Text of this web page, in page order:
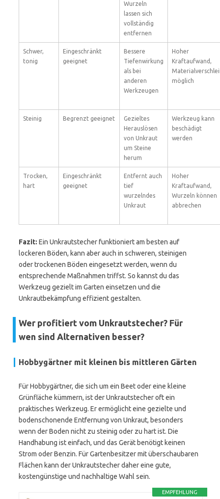
Wurzeln
lassen sich
vollständig
entfernen
Schwer,
tonig
Eingeschränkt
geeignet
Bessere
Tiefenwirkung
als bei
anderen
Werkzeugen
Hoher
Kraftaufwand,
möglich
Steinig Begrenzt geeignet
Gezieltes
Herauslösen
von Unkraut
um Steine
herum
Werkzeug kann
beschädigt
werden
Trocken,
hart
Eingeschränkt
geeignet
Entfernt auch
tief
wurzelndes
Unkraut
Hoher
Kraftaufwand,
Wurzeln können
abbrechen
Fazit: Ein Unkrautstecher funktioniert am besten auf
lockeren Böden, kann aber auch in schweren, steinigen
oder trockenen Böden eingesetzt werden, wenn du
entsprechende Maßnahmen triffst. So kannst du das
Werkzeug gezielt im Garten einsetzen und die
Unkrautbekämpfung effizient gestalten.
Wer profitiert vom Unkrautstecher? Für
wen sind Alternativen besser?
Hobbygärtner mit kleinen bis mittleren Gärten
Für Hobbygärtner, die sich um ein Beet oder eine kleine
Grünfläche kümmern, ist der Unkrautstecher oft ein
praktisches Werkzeug. Er ermöglicht eine gezielte und
bodenschonende Entfernung von Unkraut, besonders
wenn der Boden nicht zu steinig oder zu hart ist. Die
Handhabung ist einfach, und das Gerät benötigt keinen
Strom oder Benzin. Für Gartenbesitzer mit überschaubaren
Flächen kann der Unkrautstecher daher eine gute,
kostengünstige und nachhaltige Wahl sein.
EMPFEHLUNG